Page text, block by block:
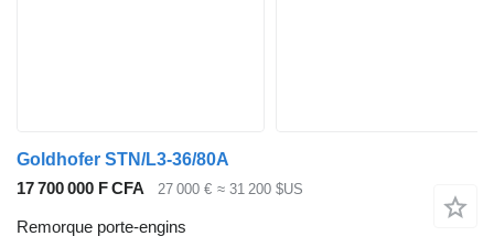
Goldhofer STN/L3-36/80A
17 700 000 F CFA
27 000 € ≈ 31 200 $US
Remorque porte-engins